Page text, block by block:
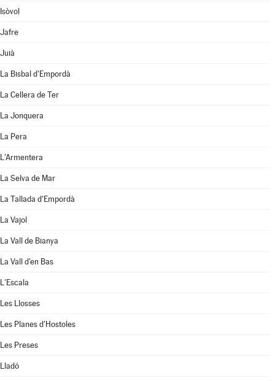
Isòvol
Jafre
Juià
La Bisbal d'Empordà
La Cellera de Ter
La Jonquera
La Pera
L'Armentera
La Selva de Mar
La Tallada d'Empordà
La Vajol
La Vall de Bianya
La Vall d'en Bas
L'Escala
Les Llosses
Les Planes d'Hostoles
Les Preses
Lladó